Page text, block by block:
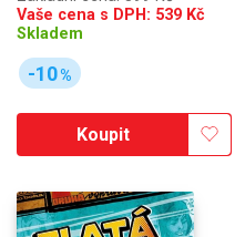
Vaše cena s DPH: 539 Kč
Skladem
-10%
Koupit